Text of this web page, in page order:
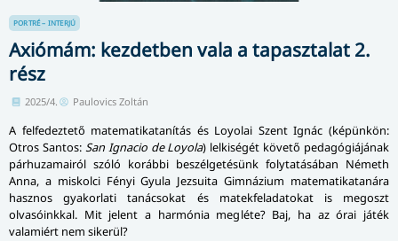
PORTRÉ – INTERJÚ
Axiómám: kezdetben vala a tapasztalat 2.
rész
2025/4. Paulovics Zoltán
A felfedeztető matematikatanítás és Loyolai Szent Ignác (képünkön:
Otros Santos: San Ignacio de Loyola) lelkiségét követő pedagógiájának
párhuzamairól szóló korábbi beszélgetésünk folytatásában Németh
Anna, a miskolci Fényi Gyula Jezsuita Gimnázium matematikatanára
hasznos gyakorlati tanácsokat és matekfeladatokat is megoszt
olvasóinkkal. Mit jelent a harmónia megléte? Baj, ha az órai játék
valamiért nem sikerül?